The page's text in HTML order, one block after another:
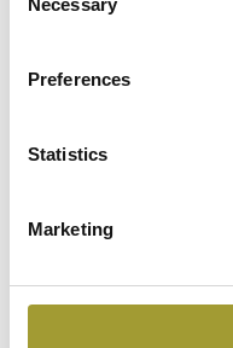
Selection
Preferences
Statistics
Marketing